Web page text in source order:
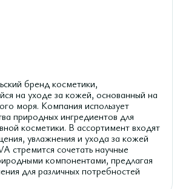
бренд косметики,
на уходе за кожей, основанный на
моря. Компания использует
природных ингредиентов для
косметики. В ассортимент входят
увлажнения и ухода за кожей
стремится сочетать научные
компонентами, предлагая
для различных потребностей